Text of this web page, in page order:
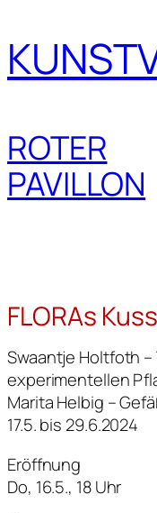
Inhalt
springen
ROTER
PAVILLON
FLORAs
Swaantje Holtfoth
experimentellen
Marita Helbig –
17.5. bis 29.6.2024
Eröffnung
Do, 16.5., 18 Uhr